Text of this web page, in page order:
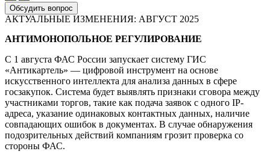
Обсудить вопрос
АКТУАЛЬНЫЕ ИЗМЕНЕНИЯ: АВГУСТ 2025
АНТИМОНОПОЛЬНОЕ РЕГУЛИРОВАНИЕ
С 1 августа ФАС России запускает систему ГИС
«Антикартель» — цифровой инструмент на основе
искусственного интеллекта для анализа данных в сфере
госзакупок. Система будет выявлять признаки сговора между
участниками торгов, такие как подача заявок с одного IP-
адреса, указание одинаковых контактных данных, наличие
совпадающих ошибок в документах. В случае обнаружения
подозрительных действий компаниям грозит проверка со
стороны ФАС.